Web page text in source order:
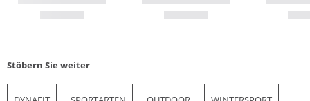
Stöbern Sie weiter